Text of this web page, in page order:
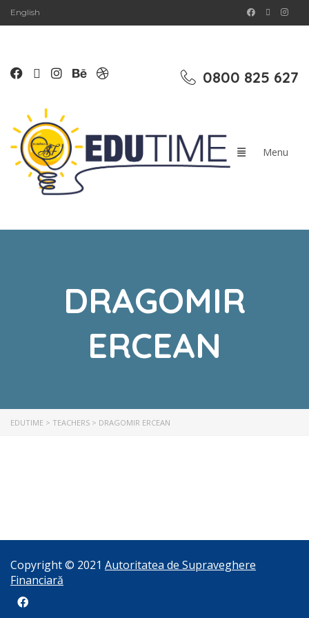
English
0800 825 627
DRAGOMIR
ERCEAN
EDUTIME > TEACHERS > DRAGOMIR ERCEAN
Copyright © 2021 Autoritatea de Supraveghere
Financiară